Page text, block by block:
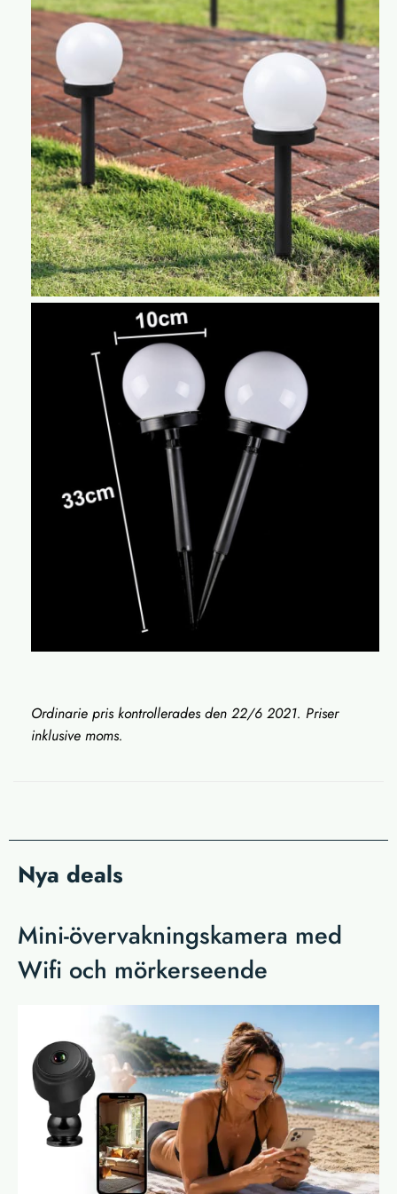
Ordinarie pris kontrollerades den 22/6 2021. Priser
inklusive moms.
Nya deals
Mini-övervakningskamera med
Wifi och mörkerseende